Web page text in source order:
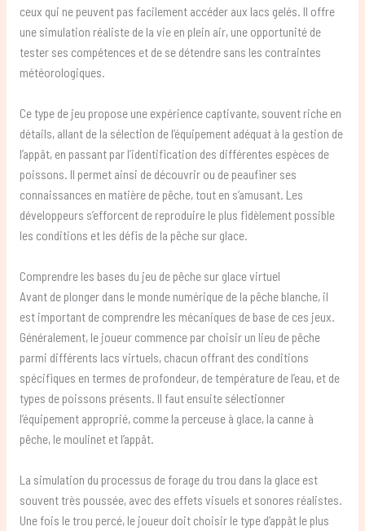
ceux qui ne peuvent pas facilement accéder aux lacs gelés. Il offre
une simulation réaliste de la vie en plein air, une opportunité de
tester ses compétences et de se détendre sans les contraintes
météorologiques.
Ce type de jeu propose une expérience captivante, souvent riche en
détails, allant de la sélection de l’équipement adéquat à la gestion de
l’appât, en passant par l’identification des différentes espèces de
poissons. Il permet ainsi de découvrir ou de peaufiner ses
connaissances en matière de pêche, tout en s’amusant. Les
développeurs s’efforcent de reproduire le plus fidèlement possible
les conditions et les défis de la pêche sur glace.
Comprendre les bases du jeu de pêche sur glace virtuel
Avant de plonger dans le monde numérique de la pêche blanche, il
est important de comprendre les mécaniques de base de ces jeux.
Généralement, le joueur commence par choisir un lieu de pêche
parmi différents lacs virtuels, chacun offrant des conditions
spécifiques en termes de profondeur, de température de l’eau, et de
types de poissons présents. Il faut ensuite sélectionner
l’équipement approprié, comme la perceuse à glace, la canne à
pêche, le moulinet et l’appât.
La simulation du processus de forage du trou dans la glace est
souvent très poussée, avec des effets visuels et sonores réalistes.
Une fois le trou percé, le joueur doit choisir le type d’appât le plus